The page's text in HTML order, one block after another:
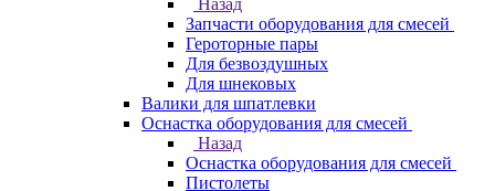
Назад
Запчасти оборудования для смесей
Героторные пары
Для безвоздушных
Для шнековых
Валики для шпатлевки
Оснастка оборудования для смесей
Назад
Оснастка оборудования для смесей
Пистолеты